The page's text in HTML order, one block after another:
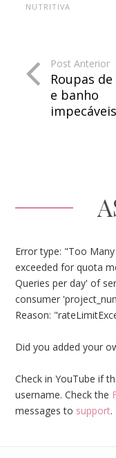
NUTRITIVA
Post Anterior
Roupas
e banho
Error type: "Too
exceeded for quota
Queries per day' of
consumer
Reason:
Did you added your
Check in YouTube if
username. Check the
messages to support.